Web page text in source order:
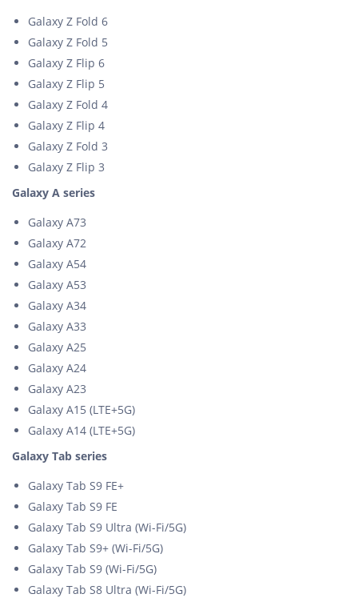
Galaxy Z Fold 6
Galaxy Z Fold 5
Galaxy Z Flip 6
Galaxy Z Flip 5
Galaxy Z Fold 4
Galaxy Z Flip 4
Galaxy Z Fold 3
Galaxy Z Flip 3
Galaxy A series
Galaxy A73
Galaxy A72
Galaxy A54
Galaxy A53
Galaxy A34
Galaxy A33
Galaxy A25
Galaxy A24
Galaxy A23
Galaxy A15 (LTE+5G)
Galaxy A14 (LTE+5G)
Galaxy Tab series
Galaxy Tab S9 FE+
Galaxy Tab S9 FE
Galaxy Tab S9 Ultra (Wi-Fi/5G)
Galaxy Tab S9+ (Wi-Fi/5G)
Galaxy Tab S9 (Wi-Fi/5G)
Galaxy Tab S8 Ultra (Wi-Fi/5G)